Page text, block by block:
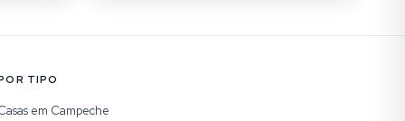
TIPO
em Campeche